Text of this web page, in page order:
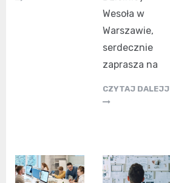
Wesoła w
Warszawie,
serdecznie
zaprasza na
CZYTAJ DALEJJ